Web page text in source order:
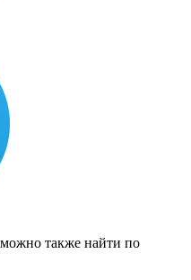
также найти по